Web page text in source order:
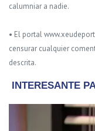
calumniar a nadie.
• El portal
censurar cualquier
descrita.